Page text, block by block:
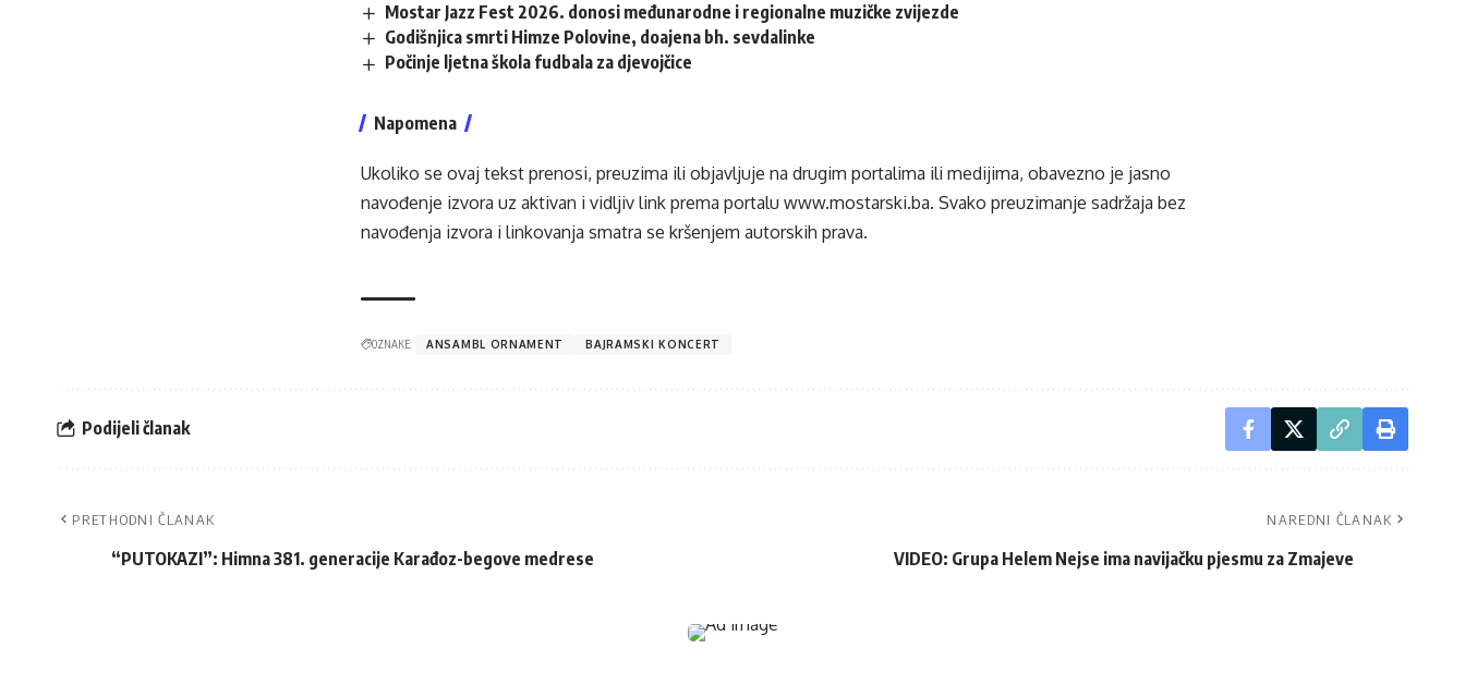
Mostar Jazz Fest 2026. donosi međunarodne i regionalne muzičke zvijezde
Godišnjica smrti Himze Polovine, doajena bh. sevdalinke
Počinje ljetna škola fudbala za djevojčice
Napomena
Ukoliko se ovaj tekst prenosi, preuzima ili objavljuje na drugim portalima ili medijima, obavezno je jasno
navođenje izvora uz aktivan i vidljiv link prema portalu www.mostarski.ba. Svako preuzimanje sadržaja bez
navođenja izvora i linkovanja smatra se kršenjem autorskih prava.
OZNAKE: ANSAMBL ORNAMENT BAJRAMSKI KONCERT
Podijeli članak
PRETHODNI ČLANAK
“PUTOKAZI”: Himna 381. generacije Karađoz-begove medrese
NAREDNI ČLANAK
VIDEO: Grupa Helem Nejse ima navijačku pjesmu za Zmajeve